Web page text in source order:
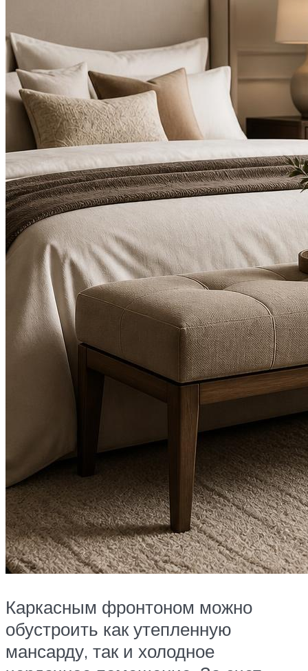
Каркасным фронтоном можно
обустроить как утепленную
мансарду, так и холодное